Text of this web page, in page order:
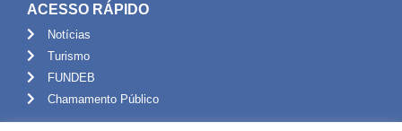
ACESSO RÁPIDO
Notícias
Turismo
FUNDEB
Chamamento Público